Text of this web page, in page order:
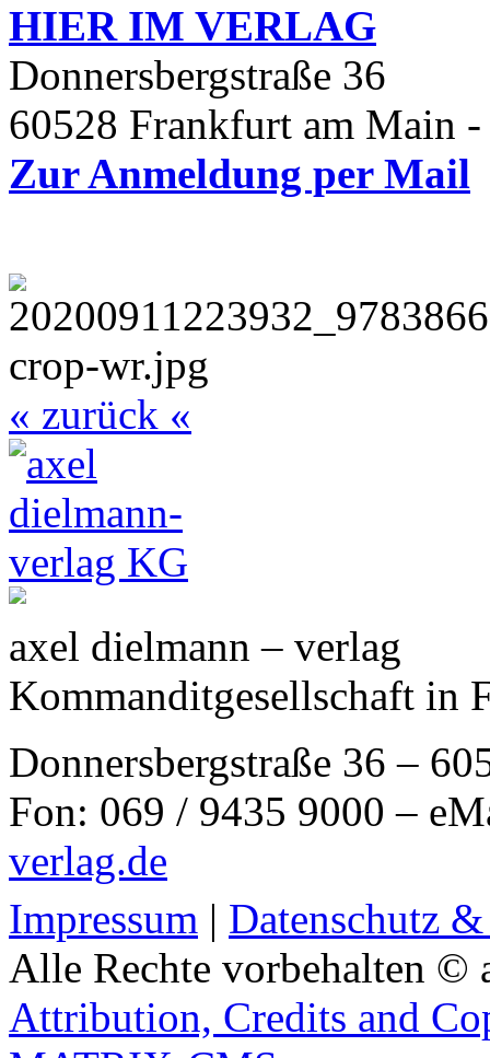
HIER IM VERLAG
Donnersbergstraße 36
60528 Frankfurt am Main
Zur Anmeldung per Mail
« zurück «
axel dielmann – verlag
Kommanditgesellschaft in
Donnersbergstraße 36 –
Fon: 069 / 9435 9000 –
verlag.de
Impressum | Datenschutz
Alle Rechte vorbehalten ©
Attribution, Credits and